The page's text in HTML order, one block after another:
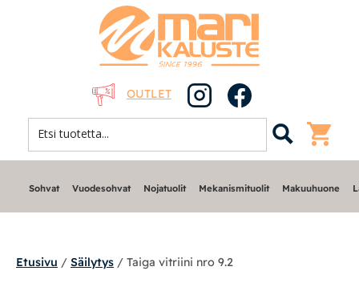
OUTLET
Sohvat Vuodesohvat Nojatuolit Mekanismituolit Makuuhuone
Etusivu / Säilytys / Taiga vitriini nro 9.2